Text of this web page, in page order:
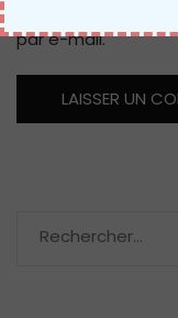
par e-mail.
Rechercher :